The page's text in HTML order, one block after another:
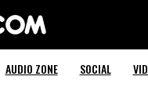
AUDIO ZONE SOCIAL